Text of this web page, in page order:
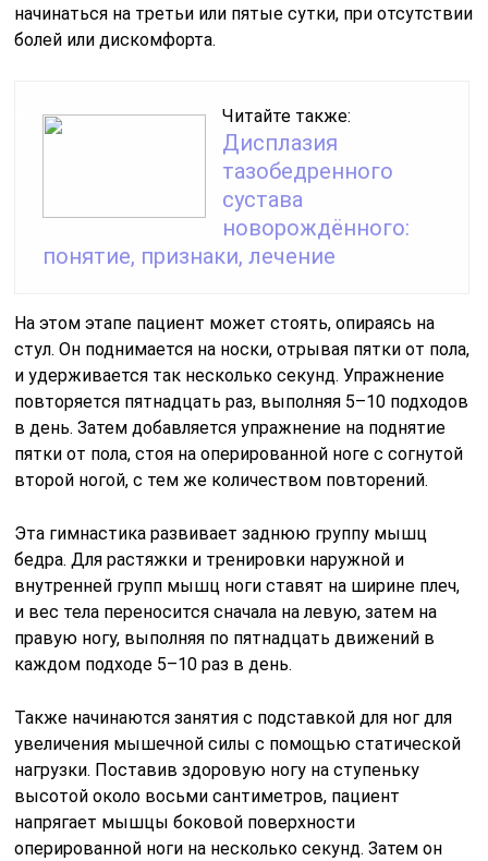
начинаться на третьи или пятые сутки, при отсутствии
болей или дискомфорта.
Читайте также:
Дисплазия
тазобедренного
сустава
новорождённого:
понятие, признаки, лечение
На этом этапе пациент может стоять, опираясь на
стул. Он поднимается на носки, отрывая пятки от пола,
и удерживается так несколько секунд. Упражнение
повторяется пятнадцать раз, выполняя 5–10 подходов
в день. Затем добавляется упражнение на поднятие
пятки от пола, стоя на оперированной ноге с согнутой
второй ногой, с тем же количеством повторений.
Эта гимнастика развивает заднюю группу мышц
бедра. Для растяжки и тренировки наружной и
внутренней групп мышц ноги ставят на ширине плеч,
и вес тела переносится сначала на левую, затем на
правую ногу, выполняя по пятнадцать движений в
каждом подходе 5–10 раз в день.
Также начинаются занятия с подставкой для ног для
увеличения мышечной силы с помощью статической
нагрузки. Поставив здоровую ногу на ступеньку
высотой около восьми сантиметров, пациент
напрягает мышцы боковой поверхности
оперированной ноги на несколько секунд. Затем он